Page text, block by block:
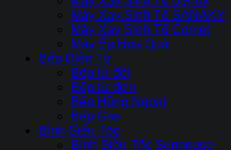
Máy Xay Sinh Tố SANAKY
Máy Xay Sinh Tố Comet
Máy Ép Hoa Quả
Bếp Điện Từ
Bếp từ đôi
Bếp từ đơn
Bếp Hồng Ngoại
Bếp Gas
Bình Siêu Tốc
Bình Siêu Tốc Sunhouse